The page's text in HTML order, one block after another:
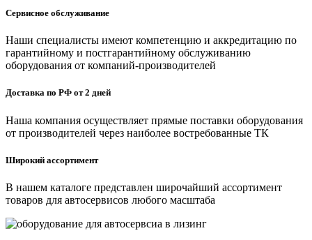
Сервисное обслуживание
Наши специалисты имеют компетенцию и аккредитацию по
гарантийному и постгарантийному обслуживанию
оборудования от компаний-производителей
Доставка по РФ от 2 дней
Наша компания осуществляет прямые поставки оборудования
от производителей через наиболее востребованные ТК
Широкий ассортимент
В нашем каталоге представлен широчайший ассортимент
товаров для автосервисов любого масштаба